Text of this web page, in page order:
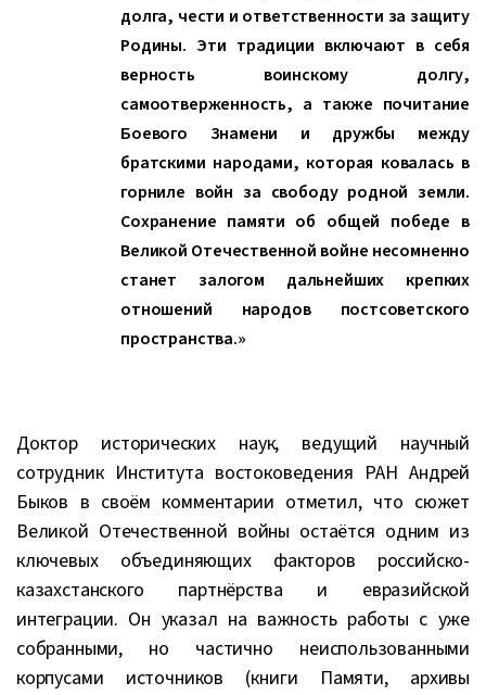
долга, чести и ответственности за защиту
Родины. Эти традиции включают в себя
верность воинскому долгу,
самоотверженность, а также почитание
Боевого Знамени и дружбы между
братскими народами, которая ковалась в
горниле войн за свободу родной земли.
Сохранение памяти об общей победе в
Великой Отечественной войне несомненно
станет залогом дальнейших крепких
отношений народов постсоветского
пространства.»
Доктор исторических наук, ведущий научный
сотрудник Института востоковедения РАН Андрей
Быков в своём комментарии отметил, что сюжет
Великой Отечественной войны остаётся одним из
ключевых объединяющих факторов российско-
казахстанского партнёрства и евразийской
интеграции. Он указал на важность работы с уже
собранными, но частично неиспользованными
корпусами источников (книги Памяти, архивы